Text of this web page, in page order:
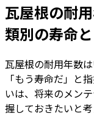
瓦屋根の耐
類別の寿命
瓦屋根の耐用年数
「もう寿命だ」と
いは、将来のメン
握しておきたいと